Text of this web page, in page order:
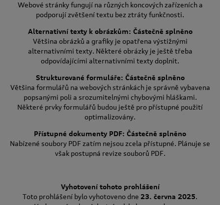
Webové stránky fungují na různých koncových zařízeních a
podporují zvětšení textu bez ztráty funkčnosti.
Alternativní texty k obrázkům: Částečně splněno
Většina obrázků a grafiky je opatřena výstižnými
alternativními texty. Některé obrázky je ještě třeba
odpovídajícími alternativními texty doplnit.
Strukturované formuláře: Částečně splněno
Většina formulářů na webových stránkách je správně vybavena
popsanými poli a srozumitelnými chybovými hláškami.
Některé prvky formulářů budou ještě pro přístupné použití
optimalizovány.
Přístupné dokumenty PDF: Částečně splněno
Nabízené soubory PDF zatím nejsou zcela přístupné. Plánuje se
však postupná revize souborů PDF.
Vyhotovení tohoto prohlášení
Toto prohlášení bylo vyhotoveno dne 23. června 2025.